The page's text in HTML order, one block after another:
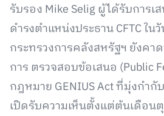
รับรอง Mike Selig ผู้ได้รับการเ
ดำรงตำแหน่งประธาน CFTC ใ
กระทรวงการคลังสหรัฐฯ ยังคา
การ ตรวจสอบข้อเสนอ (Public
กฎหมาย GENIUS Act ที่มุ่งกำกั
เปิดรับความเห็นตั้งแต่ต้นเดือ